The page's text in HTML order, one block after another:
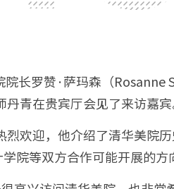
长罗赞·萨玛森（
青在贵宾厅会见了来访嘉宾
欢迎，他介绍了清华美院
院等双方合作可能开展的方